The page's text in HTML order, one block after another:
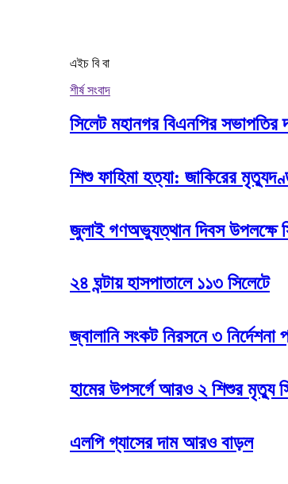
এইচ বি বা
শীর্ষ সংবাদ
সিলেট মহানগর বিএনপির সভাপতির
শিশু ফাহিমা হত্যা: জাকিরের
জুলাই গণঅভ্যুত্থান দিবস উপলক্ষে
২৪ ঘন্টায় হাসপাতালে ১১৩ সিলেটে
জ্বালানি সংকট নিরসনে ৩ নির্দেশনা
হামের উপসর্গে আরও ২ শিশুর মৃত্যু
এলপি গ্যাসের দাম আরও বাড়ল